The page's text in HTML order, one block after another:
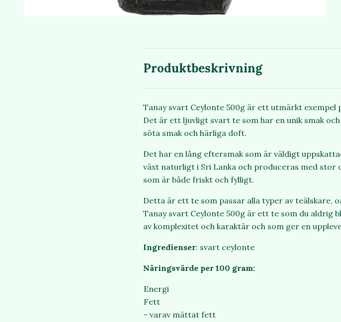
Produktbeskrivning
Tanay svart Ceylonte 500g är ett utmärkt exempel
Det är ett ljuvligt svart te som har en unik smak
söta smak och härliga doft.
Det har en lång eftersmak som är väldigt
växt naturligt i Sri Lanka och produceras med
som är både friskt och fylligt.
Detta är ett te som passar alla typer av teälskare,
Tanay svart Ceylonte 500g är ett te som du
av komplexitet och karaktär och som ger en
Ingredienser: svart ceylonte
Näringsvärde per 100 gram:
Energi
Fett
- varav mättat fett